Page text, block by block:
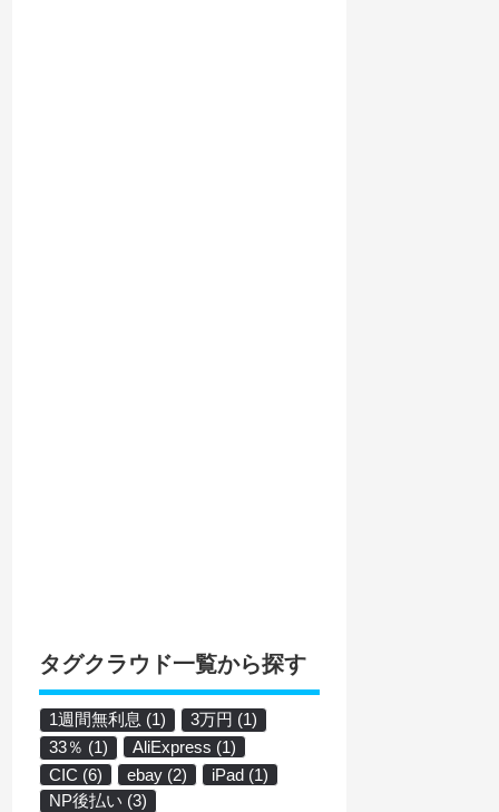
タグクラウド一覧から探す
1週間無利息 (1) 3万円 (1)
33％ (1) AliExpress (1)
CIC (6) ebay (2) iPad (1)
NP後払い (3)